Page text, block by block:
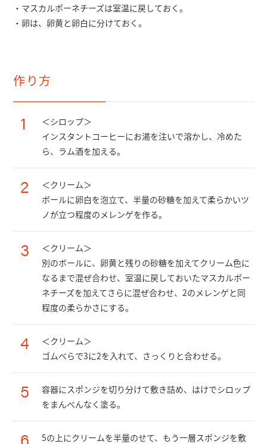
・マスカルポーネチーズは室温に戻しておく。
・卵は、卵黄と卵白に分けておく。
作り方
1
＜シロップ＞
インスタントコーヒーにお湯を注いで溶かし、冷めた
ら、ラム酒を加える。
2
＜クリーム＞
ボールに卵白を泡立て、半量の砂糖を加えて柔らかいツ
ノが立つ程度のメレンゲを作る。
3
＜クリーム＞
別のボールに、卵黄と残りの砂糖を加えてクリーム色に
なるまで混ぜ合わせ、室温に戻しておいたマスカルポー
ネチーズを加えてさらに混ぜ合わせ、2のメレンゲと同
程度の柔らかさにする。
4
＜クリーム＞
ゴムべらで3に2を入れて、さっくりと合わせる。
5
容器にスポンジを切り分けて敷き詰め、はけでシロップ
をまんべんなく塗る。
6 5の上にクリームを半量のせて、もう一層スポンジを敷